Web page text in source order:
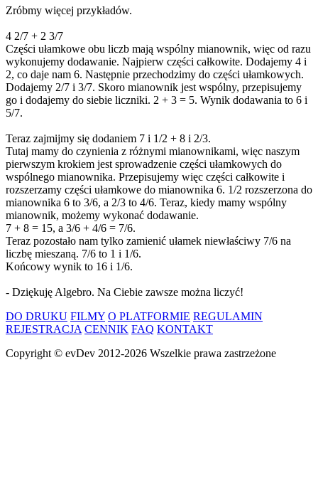
Zróbmy więcej przykładów.
4 2/7 + 2 3/7
Części ułamkowe obu liczb mają wspólny mianownik, więc od razu
wykonujemy dodawanie. Najpierw części całkowite. Dodajemy 4 i
2, co daje nam 6. Następnie przechodzimy do części ułamkowych.
Dodajemy 2/7 i 3/7. Skoro mianownik jest wspólny, przepisujemy
go i dodajemy do siebie liczniki. 2 + 3 = 5. Wynik dodawania to 6 i
5/7.
Teraz zajmijmy się dodaniem 7 i 1/2 + 8 i 2/3.
Tutaj mamy do czynienia z różnymi mianownikami, więc naszym
pierwszym krokiem jest sprowadzenie części ułamkowych do
wspólnego mianownika. Przepisujemy więc części całkowite i
rozszerzamy części ułamkowe do mianownika 6. 1/2 rozszerzona do
mianownika 6 to 3/6, a 2/3 to 4/6. Teraz, kiedy mamy wspólny
mianownik, możemy wykonać dodawanie.
7 + 8 = 15, a 3/6 + 4/6 = 7/6.
Teraz pozostało nam tylko zamienić ułamek niewłaściwy 7/6 na
liczbę mieszaną. 7/6 to 1 i 1/6.
Końcowy wynik to 16 i 1/6.
- Dziękuję Algebro. Na Ciebie zawsze można liczyć!
DO DRUKU FILMY O PLATFORMIE REGULAMIN
REJESTRACJA CENNIK FAQ KONTAKT
Copyright © evDev 2012-2026 Wszelkie prawa zastrzeżone